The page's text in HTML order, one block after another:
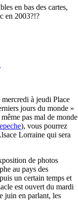
en bas des cartes,
en 2003?!?
à jeudi Place
jours du monde »
pas mal de monde
), vous pourrez
Lorraine qui sera
de photos
au pays des
un certain temps et
est ouvert du mardi
juin en parlant, les